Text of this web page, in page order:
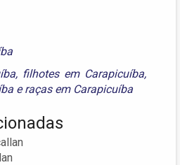
, filhotes em Carapicuíba,
eraças em Carapicuíba